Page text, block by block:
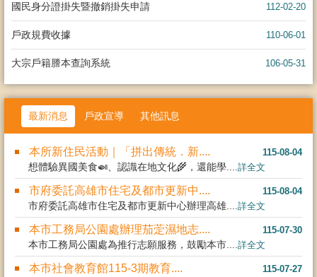
112-02-20
國民身分證掛失暨撤銷掛失申請
110-06-01
戶政規費收據
106-05-31
大宗戶籍謄本查詢系統
最新消息 戶政宣導 其他訊息
115-08-04
本所新住民活動｜「拼出傳統．新....
想體驗異國美食🍛、認識在地文化🌾，還能學....詳全文
115-08-04
市府委託高雄市住宅及都市更新中....
市府委託高雄市住宅及都市更新中心辦理高雄....詳全文
115-07-30
本市工務局公園處辦理茄萣濕地志....
本市工務局公園處為推行志願服務，鼓勵本市....詳全文
115-07-27
本市社會教育館115-3期教育....